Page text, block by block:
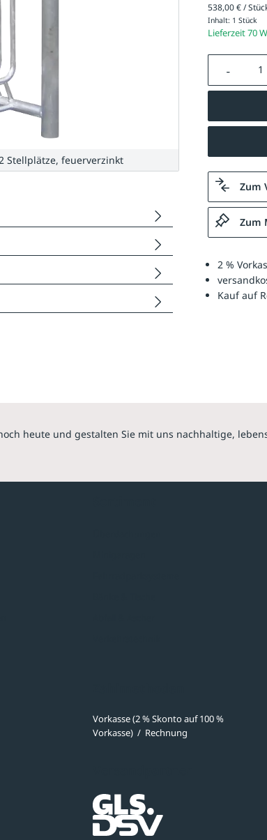
538,00 € /
Inhalt: 1 Stück
Lieferzeit 70
Zum
Zum
2 %
Kauf auf
Stellplätze, feuerverzinkt
heute und gestalten Sie mit uns nachhaltige,
Vorkasse (2 % Skonto auf 100 %
Vorkasse) / Rechnung